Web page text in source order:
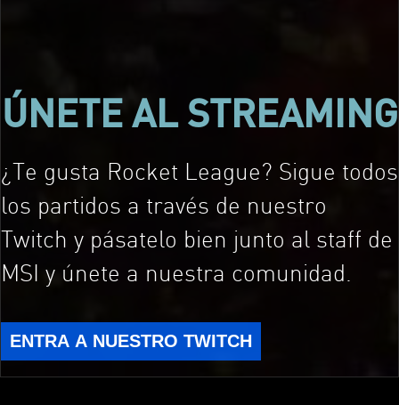
ÚNETE AL STREAMING
¿Te gusta Rocket League? Sigue todos
los partidos a través de nuestro
Twitch y pásatelo bien junto al staff de
MSI y únete a nuestra comunidad.
ENTRA A NUESTRO TWITCH